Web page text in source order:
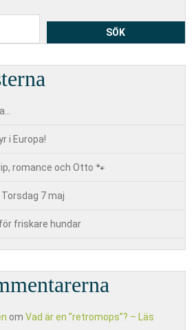
SÖK
i Europa!
romance och Otto 🐾
7 maj
friskare hundar
om Vad är en ”retromops”? – Läs